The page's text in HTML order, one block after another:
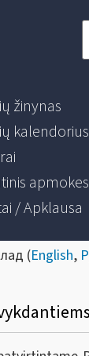
žinynas
kalendorius
/ Apklausa
(English,